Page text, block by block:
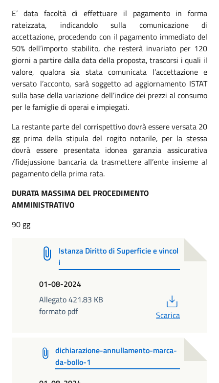
E’ data facoltà di effettuare il pagamento in forma
rateizzata, indicandolo sulla comunicazione di
accettazione, procedendo con il pagamento immediato del
50% dell’importo stabilito, che resterà invariato per 120
giorni a partire dalla data della proposta, trascorsi i quali il
valore, qualora sia stata comunicata l’accettazione e
versato l’acconto, sarà soggetto ad aggiornamento ISTAT
sulla base della variazione dell’indice dei prezzi al consumo
per le famiglie di operai e impiegati.
La restante parte del corrispettivo dovrà essere versata 20
gg prima della stipula del rogito notarile, per la stessa
dovrà essere presentata idonea garanzia assicurativa
/fidejussione bancaria da trasmettere all’ente insieme al
pagamento della prima rata.
DURATA MASSIMA DEL PROCEDIMENTO
AMMINISTRATIVO
90 gg
Istanza Diritto di Superficie e vincol
i
01-08-2024
Allegato 421.83 KB
formato pdf
Scarica
dichiarazione-annullamento-marca-
da-bollo-1